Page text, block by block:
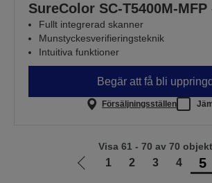
SureColor SC-T5400M-MFP
Fullt integrerad skanner
Munstyckesverifieringsteknik
Intuitiva funktioner
Begär att få bli uppringd
Försäljningsställen
Gå
1 2 3 4 5
Visa 61 - 70 av 70 objekt